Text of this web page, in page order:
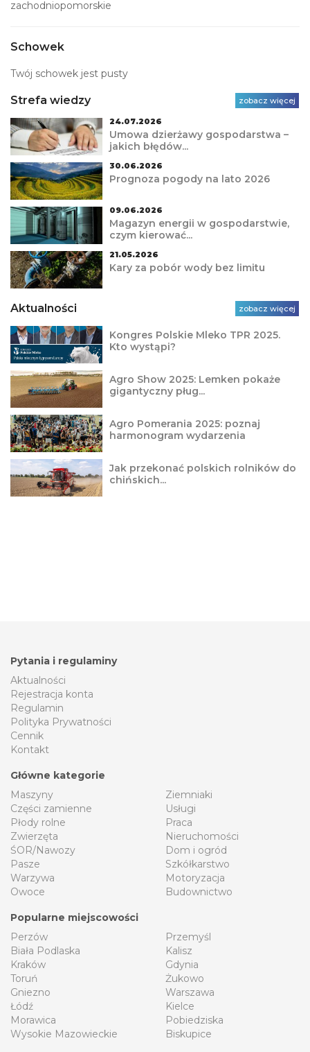
zachodniopomorskie
Schowek
Twój schowek jest pusty
Strefa wiedzy zobacz więcej
24.07.2026
Umowa dzierżawy gospodarstwa –
jakich błędów...
30.06.2026
Prognoza pogody na lato 2026
09.06.2026
Magazyn energii w gospodarstwie,
czym kierować...
21.05.2026
Kary za pobór wody bez limitu
Aktualności zobacz więcej
Kongres Polskie Mleko TPR 2025.
Kto wystąpi?
Agro Show 2025: Lemken pokaże
gigantyczny pług...
Agro Pomerania 2025: poznaj
harmonogram wydarzenia
Jak przekonać polskich rolników do
chińskich...
Pytania i regulaminy
Aktualności
Rejestracja konta
Regulamin
Polityka Prywatności
Cennik
Kontakt
Główne kategorie
Maszyny
Części zamienne
Płody rolne
Zwierzęta
ŚOR/Nawozy
Pasze
Warzywa
Owoce
Ziemniaki
Usługi
Praca
Nieruchomości
Dom i ogród
Szkółkarstwo
Motoryzacja
Budownictwo
Popularne miejscowości
Perzów
Biała Podlaska
Kraków
Toruń
Gniezno
Łódź
Morawica
Wysokie Mazowieckie
Przemyśl
Kalisz
Gdynia
Żukowo
Warszawa
Kielce
Pobiedziska
Biskupice